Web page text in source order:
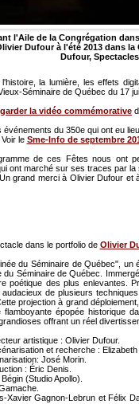
l'Aile de la Congrégation
Dufour à l'été 2013 dans
Dufour,
la lumière, les effets
Séminaire de Québec du 17
la vidéo commémorative
du 350e qui ont eu
le Sme-Info de septembre
de ces Fêtes nous ont
ont marché sur ses traces par
grand merci à Olivier Dufour
dans le portfolio de Olivier
du Séminaire de Québec",
Séminaire de Québec.
poétique des plus enlevantes.
de plusieurs
projection à grand
épopée historique
offrant un réel
artistique : Olivier Dufour.
et recherche :
José Morin.
: Éric Denis.
(Studio Apollo).
Xavier Gagnon-Lebrun et Félix